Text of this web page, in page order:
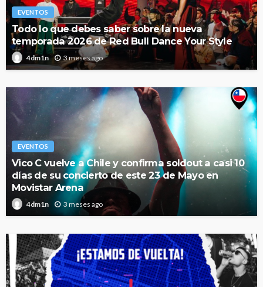
EVENTOS
Todo lo que debes saber sobre la nueva
temporada 2026 de Red Bull Dance Your Style
4dm1n 3 meses ago
EVENTOS
Vico C vuelve a Chile y confirma soldout a casi 10
días de su concierto de este 23 de Mayo en
Movistar Arena
4dm1n 3 meses ago